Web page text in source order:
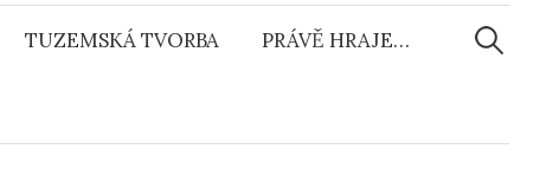
TUZEMSKÁ TVORBA PRÁVĚ HRAJE…